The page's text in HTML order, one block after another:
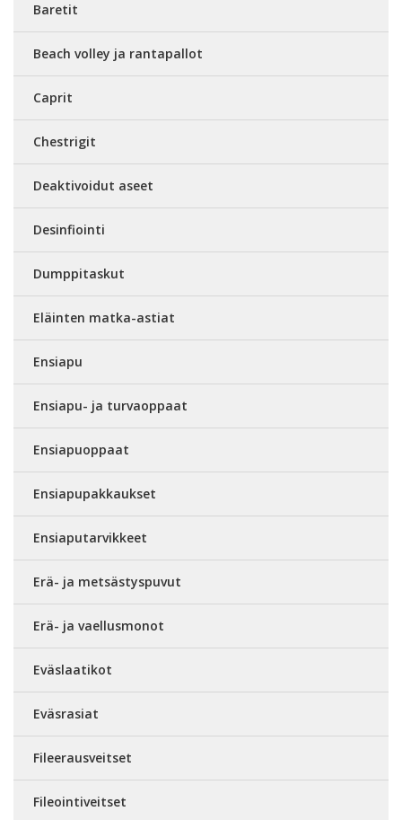
Baretit
Beach volley ja rantapallot
Caprit
Chestrigit
Deaktivoidut aseet
Desinfiointi
Dumppitaskut
Eläinten matka-astiat
Ensiapu
Ensiapu- ja turvaoppaat
Ensiapuoppaat
Ensiapupakkaukset
Ensiaputarvikkeet
Erä- ja metsästyspuvut
Erä- ja vaellusmonot
Eväslaatikot
Eväsrasiat
Fileerausveitset
Fileointiveitset